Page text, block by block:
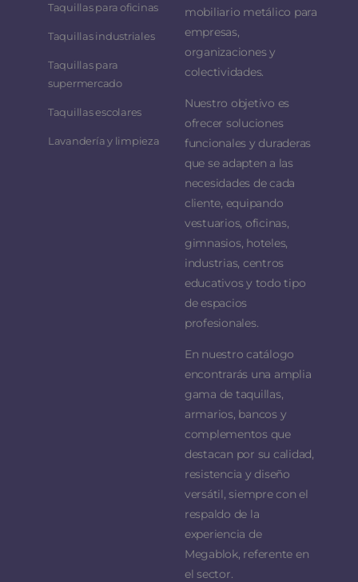
Taquillas para oficinas
Taquillas industriales
Taquillas para
supermercado
Taquillas escolares
Lavandería y limpieza
mobiliario metálico para
empresas,
organizaciones y
colectividades.
Nuestro objetivo es
ofrecer soluciones
funcionales y duraderas
que se adapten a las
necesidades de cada
cliente, equipando
vestuarios, oficinas,
gimnasios, hoteles,
industrias, centros
educativos y todo tipo
de espacios
profesionales.
En nuestro catálogo
encontrarás una amplia
gama de taquillas,
armarios, bancos y
complementos que
destacan por su calidad,
resistencia y diseño
versátil, siempre con el
respaldo de la
experiencia de
Megablok, referente en
el sector.